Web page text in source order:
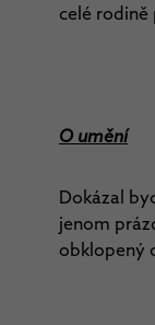
celé rodině
O umění
Dokázal
jenom
obklopený